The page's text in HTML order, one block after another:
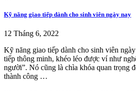
Kỹ năng giao tiếp dành cho sinh viên ngày nay
12 Tháng 6, 2022
Kỹ năng giao tiếp dành cho sinh viên
tiếp thông minh, khéo léo được ví như
người”. Nó cũng là chìa khóa quan trọng
thành công …